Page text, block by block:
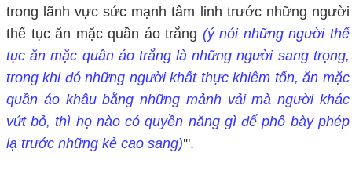
trong lãnh vực sức mạnh tâm linh trước những người
thế tục ăn mặc quần áo trắng (ý nói những người thế
tục ăn mặc quần áo trắng là những người sang trọng,
trong khi đó những người khất thực khiêm tốn, ăn mặc
quần áo khâu bằng những mảnh vải mà người khác
vứt bỏ, thì họ nào có quyền năng gì để phô bày phép
lạ trước những kẻ cao sang)'".